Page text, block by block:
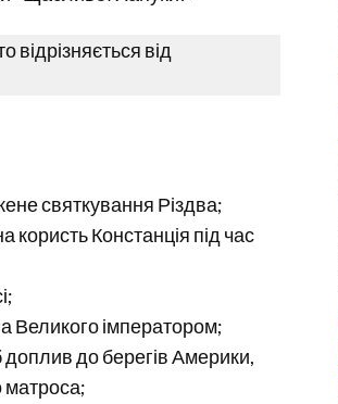
відрізняється від
святкування Різдва;
користь Констанція під час
Великого імператором;
до берегів Америки,
матроса;